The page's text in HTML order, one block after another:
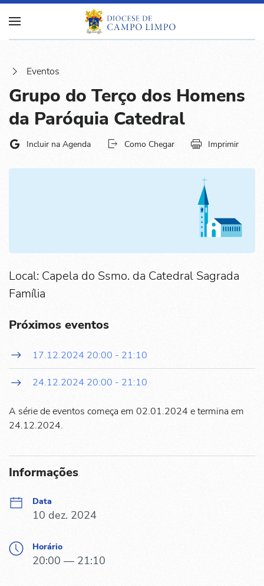
Eventos
Grupo do Terço dos Homens
da Paróquia Catedral
Incluir na Agenda Como Chegar Imprimir
Local: Capela do Ssmo. da Catedral Sagrada
Família
Próximos eventos
17.12.2024 20:00 - 21:10
24.12.2024 20:00 - 21:10
A série de eventos começa em 02.01.2024 e termina em
24.12.2024.
Informações
Data
10 dez. 2024
Horário
20:00 — 21:10